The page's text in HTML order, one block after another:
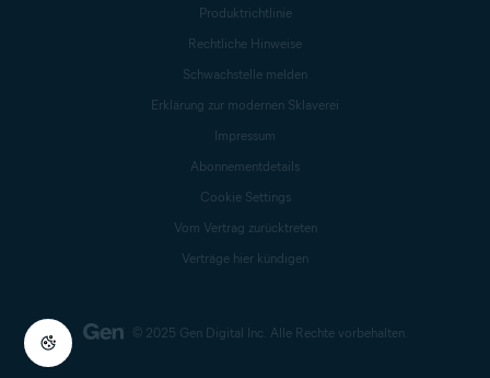
© 2025 Gen Digital Inc. Alle Rechte vorbehalten.
Produktrichtlinie
Rechtliche Hinweise
Schwachstelle melden
Erklärung zur modernen Sklaverei
Impressum
Abonnementdetails
Cookie Settings
Vom Vertrag zurücktreten
Verträge hier kündigen